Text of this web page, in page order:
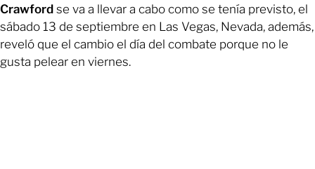
Crawford se va a llevar a cabo como se tenía previsto, el
sábado 13 de septiembre en Las Vegas, Nevada, además,
reveló que el cambio el día del combate porque no le
gusta pelear en viernes.